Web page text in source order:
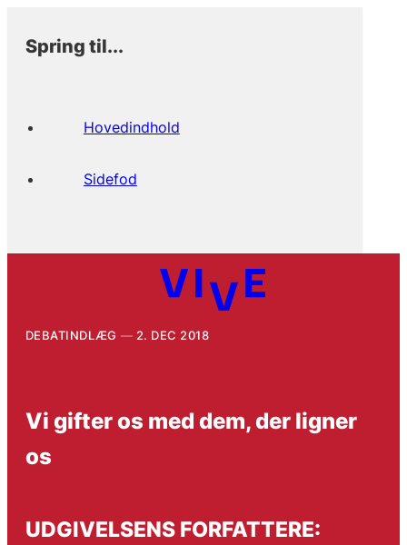
Spring til...
Hovedindhold
Sidefod
DEBATINDLÆG 2. DEC 2018
Vi gifter os med dem, der ligner
os
UDGIVELSENS FORFATTERE: